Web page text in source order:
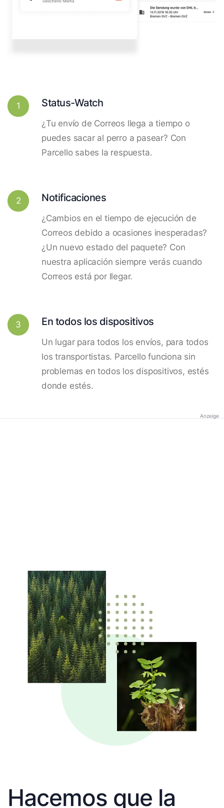
1 Status-Watch
¿Tu envío de Correos llega a tiempo o
puedes sacar al perro a pasear? Con
Parcello sabes la respuesta.
2 Notificaciones
¿Cambios en el tiempo de ejecución de
Correos debido a ocasiones inesperadas?
¿Un nuevo estado del paquete? Con
nuestra aplicación siempre verás cuando
Correos está por llegar.
3 En todos los dispositivos
Un lugar para todos los envíos, para todos
los transportistas. Parcello funciona sin
problemas en todos los dispositivos, estés
donde estés.
Anzeige
Hacemos que la